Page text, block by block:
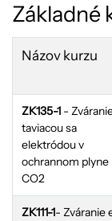
Základné
Názov kurzu
ZK135-1-
taviacou sa
elektródou v
ochrannom plyne
CO2
ZK111-1- Zváranie